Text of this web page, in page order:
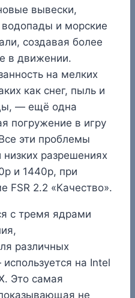
вывески,
и морские
создавая более
в движении.
на мелких
как снег, пыль и
— ещё одна
погружение в игру
эти проблемы
разрешениях
и 1440p, при
FSR 2.2 «Качество».
с тремя ядрами
различных
на Intel
Это самая
не